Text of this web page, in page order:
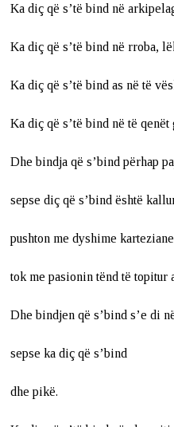
Ka diç që s’të bind në
Ka diç që s’të bind në rroba,
Ka diç që s’të bind as në të
Ka diç që s’të bind në të
Dhe bindja që s’bind përhap
sepse diç që s’bind është
pushton me dyshime
tok me pasionin tënd të topitur
Dhe bindjen që s’bind s’e di
sepse ka diç që s’bind
dhe pikë.